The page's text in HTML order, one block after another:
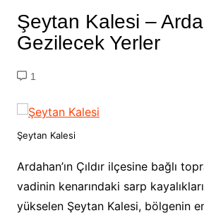
Şeytan Kalesi –
Gezilecek Yerler
1
Şeytan Kalesi
Ardahan’ın Çıldır ilçesine bağlı
vadinin kenarındaki sarp
yükselen Şeytan Kalesi, bölgenin